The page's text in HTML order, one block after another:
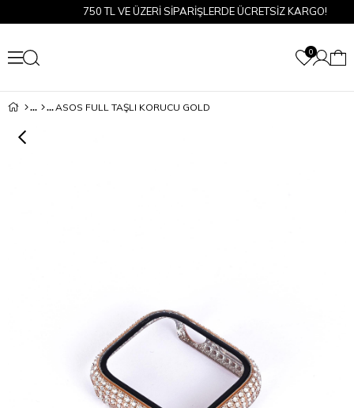
750 TL VE ÜZERİ SİPARİŞLERDE ÜCRETSİZ KARGO!
0
ASOS FULL TAŞLI KORUCU GOLD